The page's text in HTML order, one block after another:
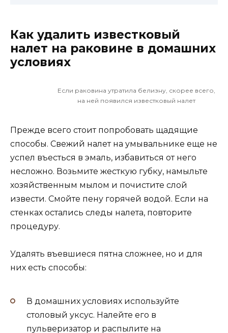
Как удалить известковый
налет на раковине в домашних
условиях
Если раковина утратила белизну, скорее всего,
на ней появился известковый налет
Прежде всего стоит попробовать щадящие
способы. Свежий налет на умывальнике еще не
успел въесться в эмаль, избавиться от него
несложно. Возьмите жесткую губку, намыльте
хозяйственным мылом и почистите слой
извести. Смойте пену горячей водой. Если на
стенках остались следы налета, повторите
процедуру.
Удалять въевшиеся пятна сложнее, но и для
них есть способы:
В домашних условиях используйте
столовый уксус. Налейте его в
пульверизатор и распылите на